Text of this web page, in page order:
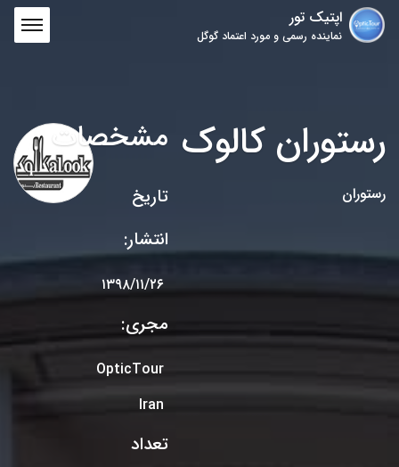
اپتیک تور
نماینده رسمی و مورد اعتماد گوگل
رستوران کالوک
رستوران
مشخصات
تاریخ
انتشار:
۱۳۹۸/۱۱/۲۶
مجری:
OpticTour
Iran
تعداد